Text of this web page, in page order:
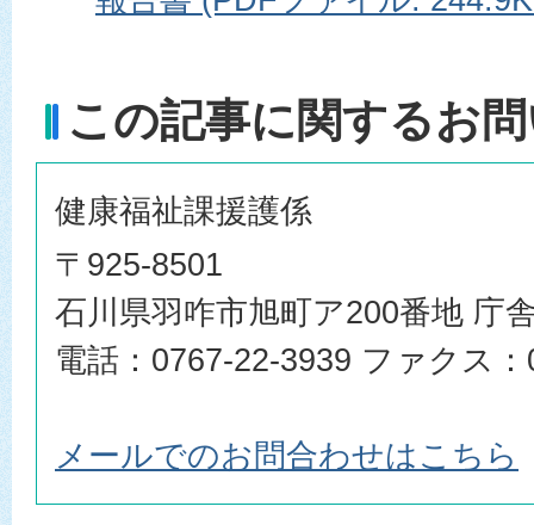
この記事に関するお
健康福祉課援護係
〒925-8501
石川県羽咋市旭町ア200番地 庁
電話：0767-22-3939 ファクス
メールでのお問合わせはこちら